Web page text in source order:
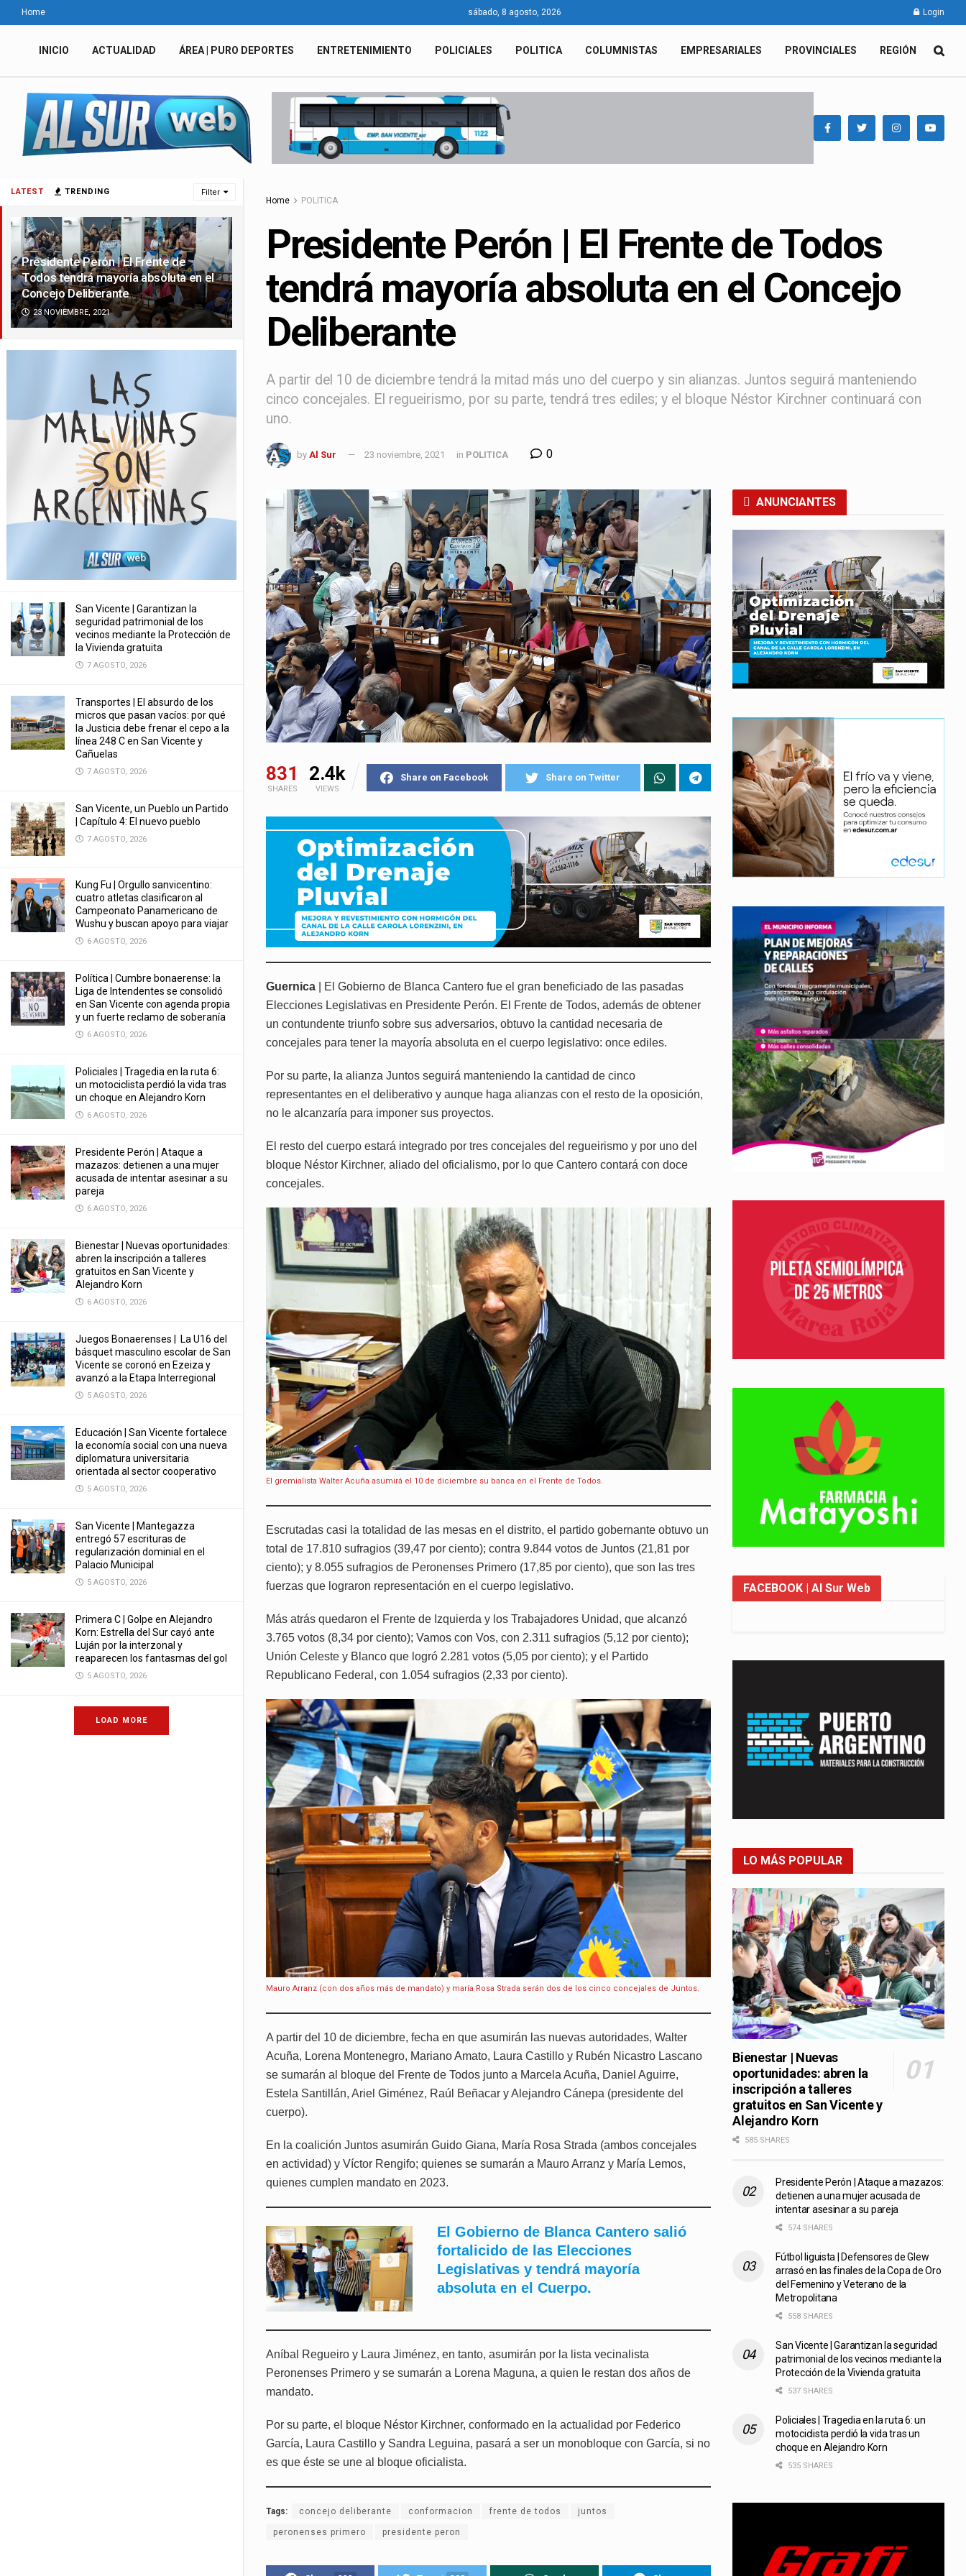
LATEST TRENDING Filter
Presidente Perón | El Frente de
Todos tendrá mayoría absoluta en el
Concejo Deliberante
23 NOVIEMBRE, 2021
San Vicente | Garantizan la
seguridad patrimonial de los
vecinos mediante la Protección de
la Vivienda gratuita
7 AGOSTO, 2026
Transportes | El absurdo de los
micros que pasan vacíos: por qué
la Justicia debe frenar el cepo a la
línea 248 C en San Vicente y
Cañuelas
7 AGOSTO, 2026
San Vicente, un Pueblo un Partido
| Capítulo 4: El nuevo pueblo
7 AGOSTO, 2026
Kung Fu | Orgullo sanvicentino:
cuatro atletas clasificaron al
Campeonato Panamericano de
Wushu y buscan apoyo para viajar
6 AGOSTO, 2026
Política | Cumbre bonaerense: la
Liga de Intendentes se consolidó
en San Vicente con agenda propia
y un fuerte reclamo de soberanía
6 AGOSTO, 2026
Policiales | Tragedia en la ruta 6:
un motociclista perdió la vida tras
un choque en Alejandro Korn
6 AGOSTO, 2026
Presidente Perón | Ataque a
mazazos: detienen a una mujer
acusada de intentar asesinar a su
pareja
6 AGOSTO, 2026
Bienestar | Nuevas oportunidades:
abren la inscripción a talleres
gratuitos en San Vicente y
Alejandro Korn
6 AGOSTO, 2026
Juegos Bonaerenses | La U16 del
básquet masculino escolar de San
Vicente se coronó en Ezeiza y
avanzó a la Etapa Interregional
5 AGOSTO, 2026
Educación | San Vicente fortalece
la economía social con una nueva
diplomatura universitaria
orientada al sector cooperativo
5 AGOSTO, 2026
San Vicente | Mantegazza
entregó 57 escrituras de
regularización dominial en el
Palacio Municipal
5 AGOSTO, 2026
Primera C | Golpe en Alejandro
Korn: Estrella del Sur cayó ante
Luján por la interzonal y
reaparecen los fantasmas del gol
5 AGOSTO, 2026
LOAD MORE
Home sábado, 8 agosto, 2026 Login
INICIO ACTUALIDAD ÁREA | PURO DEPORTES ENTRETENIMIENTO POLICIALES POLITICA COLUMNISTAS EMPRESARIALES PROVINCIALES REGIÓN
Home POLITICA
Presidente Perón | El Frente de Todos
tendrá mayoría absoluta en el Concejo
Deliberante
A partir del 10 de diciembre tendrá la mitad más uno del cuerpo y sin alianzas. Juntos seguirá manteniendo
cinco concejales. El regueirismo, por su parte, tendrá tres ediles; y el bloque Néstor Kirchner continuará con
uno.
by Al Sur 23 noviembre, 2021 in POLITICA 0
831
SHARES
2.4k
VIEWS
Share on Facebook Share on Twitter
Guernica | El Gobierno de Blanca Cantero fue el gran beneficiado de las pasadas
Elecciones Legislativas en Presidente Perón. El Frente de Todos, además de obtener
un contundente triunfo sobre sus adversarios, obtuvo la cantidad necesaria de
concejales para tener la mayoría absoluta en el cuerpo legislativo: once ediles.
Por su parte, la alianza Juntos seguirá manteniendo la cantidad de cinco
representantes en el deliberativo y aunque haga alianzas con el resto de la oposición,
no le alcanzaría para imponer sus proyectos.
El resto del cuerpo estará integrado por tres concejales del regueirismo y por uno del
bloque Néstor Kirchner, aliado del oficialismo, por lo que Cantero contará con doce
concejales.
El gremialista Walter Acuña asumirá el 10 de diciembre su banca en el Frente de Todos.
Escrutadas casi la totalidad de las mesas en el distrito, el partido gobernante obtuvo un
total de 17.810 sufragios (39,47 por ciento); contra 9.844 votos de Juntos (21,81 por
ciento); y 8.055 sufragios de Peronenses Primero (17,85 por ciento), que son las tres
fuerzas que lograron representación en el cuerpo legislativo.
Más atrás quedaron el Frente de Izquierda y los Trabajadores Unidad, que alcanzó
3.765 votos (8,34 por ciento); Vamos con Vos, con 2.311 sufragios (5,12 por ciento);
Unión Celeste y Blanco que logró 2.281 votos (5,05 por ciento); y el Partido
Republicano Federal, con 1.054 sufragios (2,33 por ciento).
Mauro Arranz (con dos años más de mandato) y maría Rosa Strada serán dos de los cinco concejales de Juntos.
A partir del 10 de diciembre, fecha en que asumirán las nuevas autoridades, Walter
Acuña, Lorena Montenegro, Mariano Amato, Laura Castillo y Rubén Nicastro Lascano
se sumarán al bloque del Frente de Todos junto a Marcela Acuña, Daniel Aguirre,
Estela Santillán, Ariel Giménez, Raúl Beñacar y Alejandro Cánepa (presidente del
cuerpo).
En la coalición Juntos asumirán Guido Giana, María Rosa Strada (ambos concejales
en actividad) y Víctor Rengifo; quienes se sumarán a Mauro Arranz y María Lemos,
quienes cumplen mandato en 2023.
El Gobierno de Blanca Cantero salió
fortalicido de las Elecciones
Legislativas y tendrá mayoría
absoluta en el Cuerpo.
Aníbal Regueiro y Laura Jiménez, en tanto, asumirán por la lista vecinalista
Peronenses Primero y se sumarán a Lorena Maguna, a quien le restan dos años de
mandato.
Por su parte, el bloque Néstor Kirchner, conformado en la actualidad por Federico
García, Laura Castillo y Sandra Leguina, pasará a ser un monobloque con García, si no
es que éste se une al bloque oficialista.
Tags: concejo deliberante conformacion frente de todos juntos
peronenses primero presidente peron
ANUNCIANTES
FACEBOOK | Al Sur Web
LO MÁS POPULAR
Bienestar | Nuevas
oportunidades: abren la
inscripción a talleres
gratuitos en San Vicente y
Alejandro Korn
585 SHARES
Presidente Perón | Ataque a mazazos:
detienen a una mujer acusada de
intentar asesinar a su pareja
574 SHARES
Fútbol liguista | Defensores de Glew
arrasó en las finales de la Copa de Oro
del Femenino y Veterano de la
Metropolitana
558 SHARES
San Vicente | Garantizan la seguridad
patrimonial de los vecinos mediante la
Protección de la Vivienda gratuita
537 SHARES
Policiales | Tragedia en la ruta 6: un
motociclista perdió la vida tras un
choque en Alejandro Korn
535 SHARES